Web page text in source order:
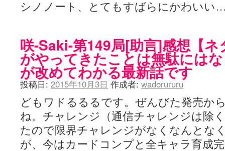
シノノート、とてもすばらにかわい
咲-Saki-第149局[助言]感想【
がやってきたことは無駄には
が改めてわかる最新話です
投稿日: 2015年10月3日 作成者: wadorururu
どもワドるるるです。ぜんびた発売か
ね。チャレンジ（通信チャレンジは除
たので限界チャレンジがなくなんとな
が、今はカードコンプと全キャラ育成